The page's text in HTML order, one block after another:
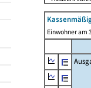
Einwohner am